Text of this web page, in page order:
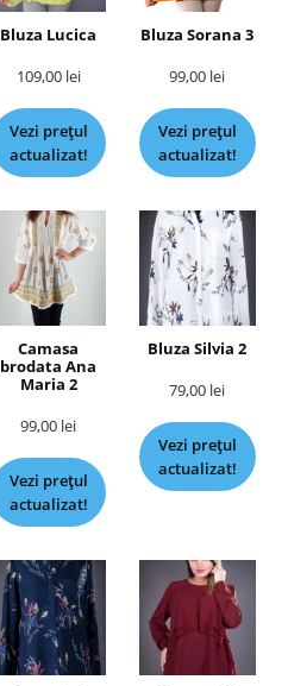
Bluza Lucica
109,00 lei
Vezi prețul
actualizat!
Bluza Sorana 3
99,00 lei
Vezi prețul
actualizat!
Camasa
brodata Ana
Maria 2
99,00 lei
Vezi prețul
actualizat!
Bluza Silvia 2
79,00 lei
Vezi prețul
actualizat!